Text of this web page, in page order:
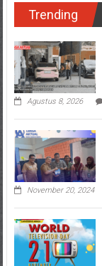
Trending
Agustus 8, 2026
November 20, 2024